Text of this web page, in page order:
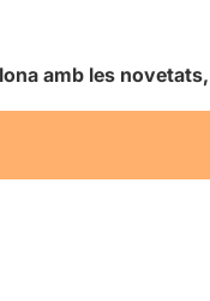
amb les